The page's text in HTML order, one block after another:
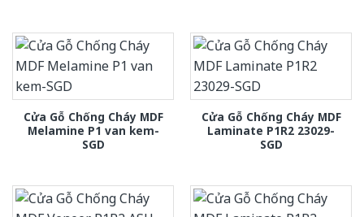
Cửa Gỗ Chống Cháy MDF
Melamine P1 van kem-
SGD
Cửa Gỗ Chống Cháy MDF
Laminate P1R2 23029-
SGD